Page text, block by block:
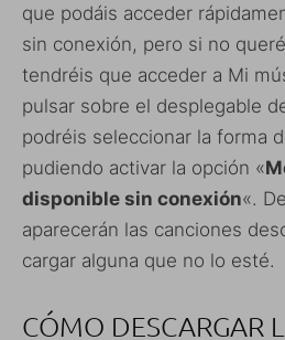
que podáis acceder
sin conexión, pero si no
tendréis que acceder a Mi
pulsar sobre el desplegable
podréis seleccionar la forma
pudiendo activar la opción «
disponible sin conexión«.
aparecerán las canciones
cargar alguna que no lo esté.
CÓMO DESCARGAR